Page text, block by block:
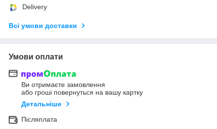
Delivery
Всі умови доставки
Умови оплати
Ви отримаєте замовлення
або гроші повернуться на вашу картку
Детальніше
Післяплата